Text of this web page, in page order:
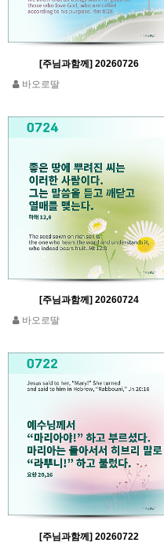
[주님과함께] 20260726
바오로딸
[주님과함께] 20260724
바오로딸
[주님과함께] 20260722